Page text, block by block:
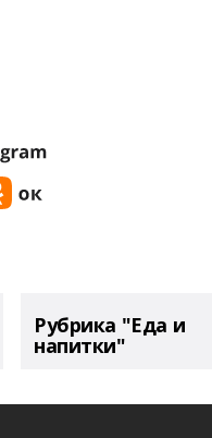
Рубрика "Еда и
напитки"